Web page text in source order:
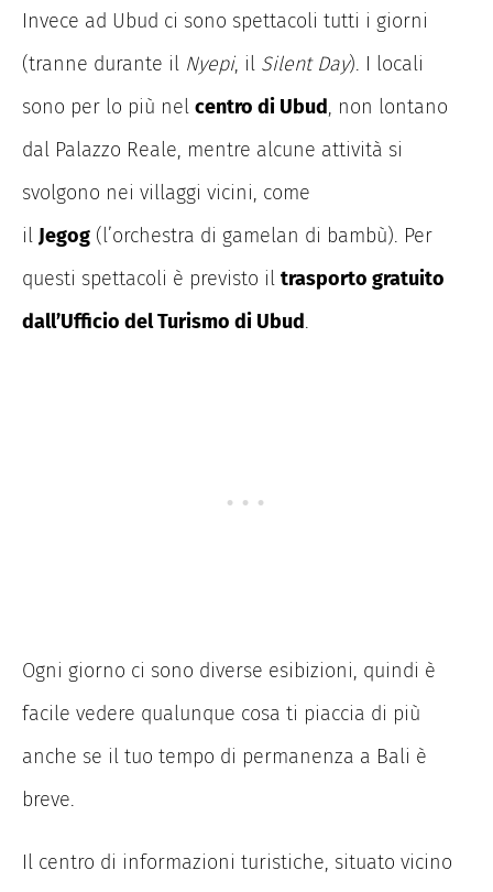
Invece ad Ubud ci sono spettacoli tutti i giorni
(tranne durante il Nyepi, il Silent Day). I locali
sono per lo più nel centro di Ubud, non lontano
dal Palazzo Reale, mentre alcune attività si
svolgono nei villaggi vicini, come
il Jegog (l’orchestra di gamelan di bambù). Per
questi spettacoli è previsto il trasporto gratuito
dall’Ufficio del Turismo di Ubud.
Ogni giorno ci sono diverse esibizioni, quindi è
facile vedere qualunque cosa ti piaccia di più
anche se il tuo tempo di permanenza a Bali è
breve.
Il centro di informazioni turistiche, situato vicino